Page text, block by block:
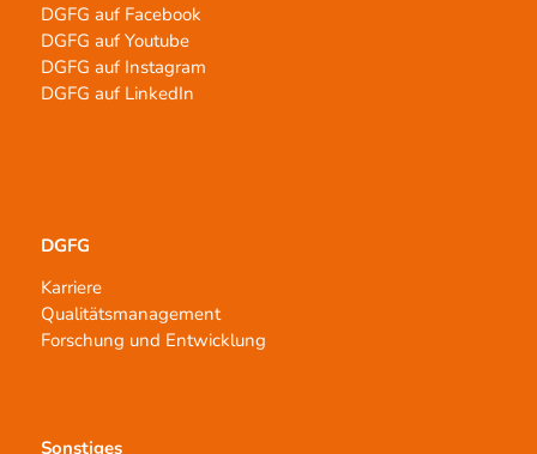
DGFG auf Facebook
DGFG auf Youtube
DGFG auf Instagram
DGFG auf LinkedIn
DGFG
Karriere
Qualitätsmanagement
Forschung und Entwicklung
Sonstiges